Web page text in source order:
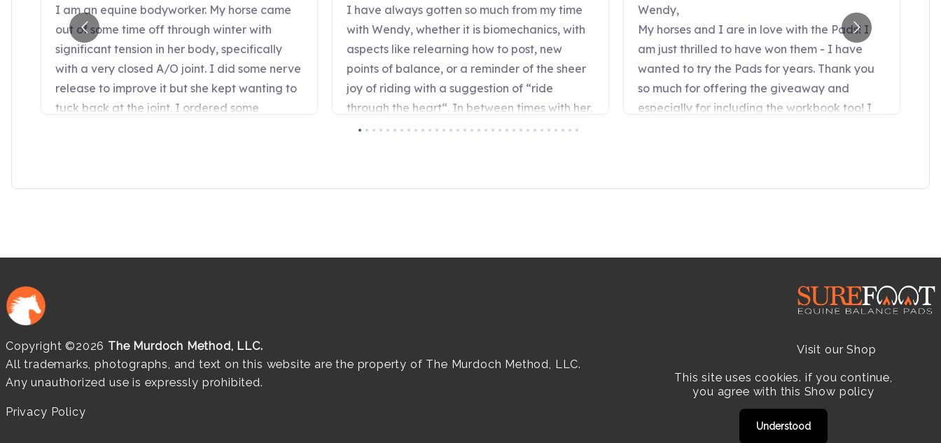
Copyright ©2026 The Murdoch Method, LLC.
All trademarks, photographs, and text on this website are the property of The Murdoch Method, LLC.
Any unauthorized use is expressly prohibited.
Privacy Policy
Visit our Shop
Resellers
Practitioners
Products
This site uses cookies. if you continue,
you agree with this Show policy
Understood